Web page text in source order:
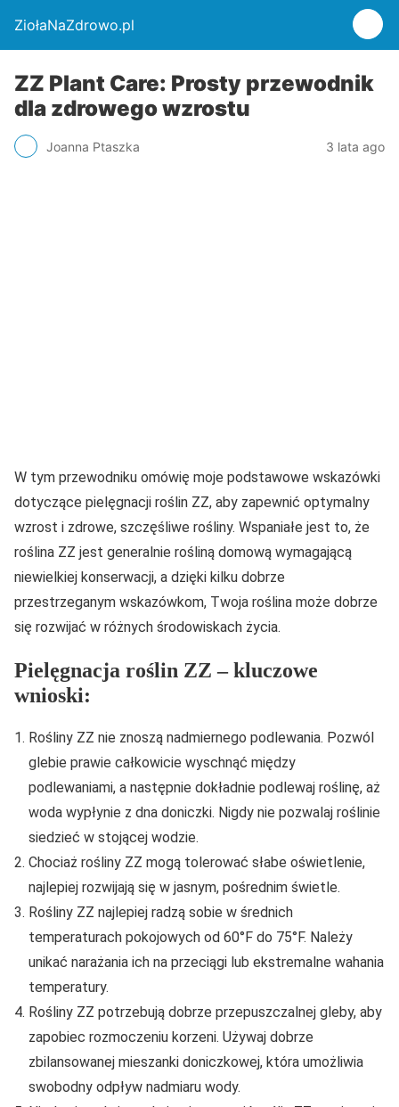
ZiołaNaZdrowo.pl
ZZ Plant Care: Prosty przewodnik
dla zdrowego wzrostu
Joanna Ptaszka 3 lata ago
W tym przewodniku omówię moje podstawowe wskazówki
dotyczące pielęgnacji roślin ZZ, aby zapewnić optymalny
wzrost i zdrowe, szczęśliwe rośliny. Wspaniałe jest to, że
roślina ZZ jest generalnie rośliną domową wymagającą
niewielkiej konserwacji, a dzięki kilku dobrze
przestrzeganym wskazówkom, Twoja roślina może dobrze
się rozwijać w różnych środowiskach życia.
Pielęgnacja roślin ZZ – kluczowe
wnioski:
Rośliny ZZ nie znoszą nadmiernego podlewania. Pozwól
glebie prawie całkowicie wyschnąć między
podlewaniami, a następnie dokładnie podlewaj roślinę, aż
woda wypłynie z dna doniczki. Nigdy nie pozwalaj roślinie
siedzieć w stojącej wodzie.
Chociaż rośliny ZZ mogą tolerować słabe oświetlenie,
najlepiej rozwijają się w jasnym, pośrednim świetle.
Rośliny ZZ najlepiej radzą sobie w średnich
temperaturach pokojowych od 60°F do 75°F. Należy
unikać narażania ich na przeciągi lub ekstremalne wahania
temperatury.
Rośliny ZZ potrzebują dobrze przepuszczalnej gleby, aby
zapobiec rozmoczeniu korzeni. Używaj dobrze
zbilansowanej mieszanki doniczkowej, która umożliwia
swobodny odpływ nadmiaru wody.